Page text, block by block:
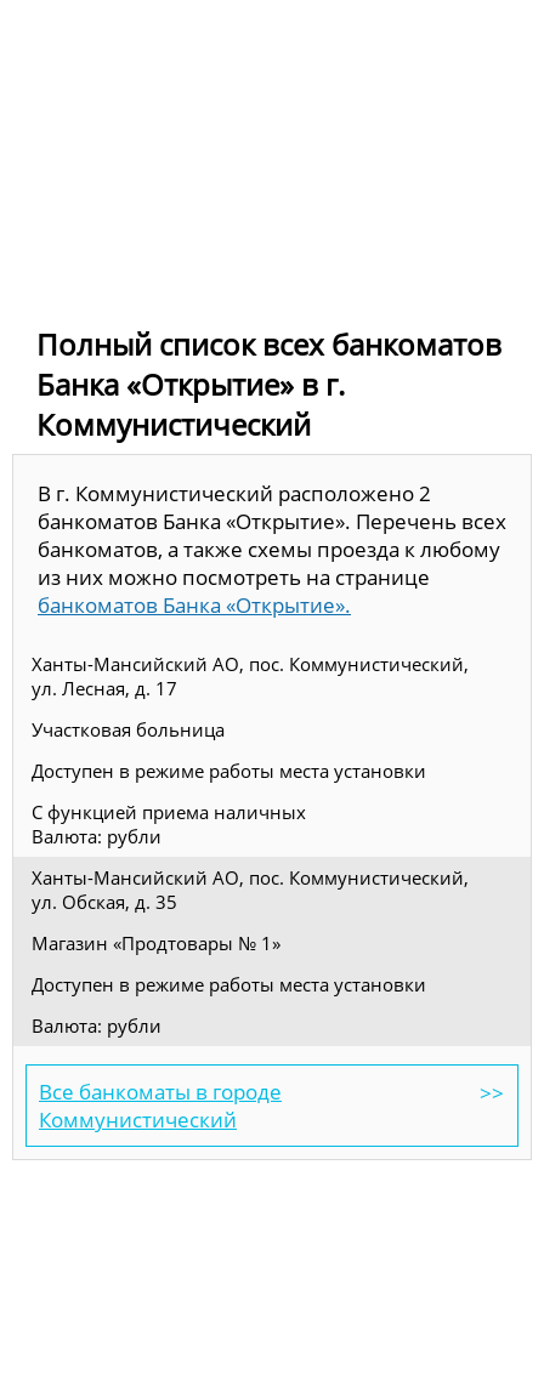
Полный список всех банкоматов
Банка «Открытие» в г.
Коммунистический
В г. Коммунистический расположено 2
банкоматов Банка «Открытие». Перечень всех
банкоматов, а также схемы проезда к любому
из них можно посмотреть на странице
банкоматов Банка «Открытие».
Ханты-Мансийский АО, пос. Коммунистический,
ул. Лесная, д. 17
Участковая больница
Доступен в режиме работы места установки
С функцией приема наличных
Валюта: рубли
Ханты-Мансийский АО, пос. Коммунистический,
ул. Обская, д. 35
Магазин «Продтовары № 1»
Доступен в режиме работы места установки
Валюта: рубли
Все банкоматы в городе
Коммунистический